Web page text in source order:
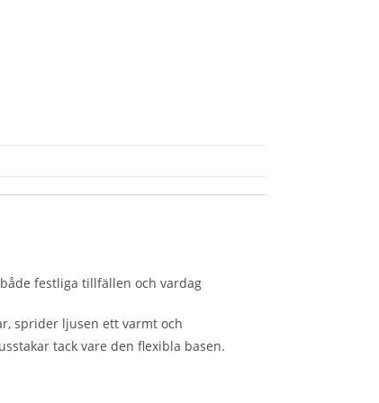
festliga tillfällen och vardag
sprider ljusen ett varmt och
tack vare den flexibla basen.